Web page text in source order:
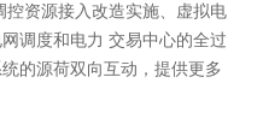
资源接入改造实施、虚拟电
调度和电力 交易中心的全过
的源荷双向互动，提供更多